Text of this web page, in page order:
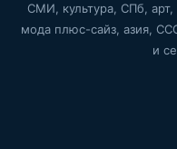
СМИ, культура, СПб,
мода плюс-сайз, азия,
и